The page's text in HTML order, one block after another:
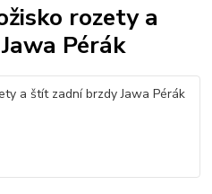
rozety a
Pérák